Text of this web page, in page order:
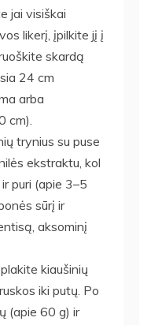
jai visiškai
likerį, įpilkite jį į
skardą
24 cm
arba
cm).
trynius su puse
ekstraktu, kol
puri (apie 3–5
sūrį ir
aksominį
kiaušinių
iki putų. Po
(apie 60 g) ir